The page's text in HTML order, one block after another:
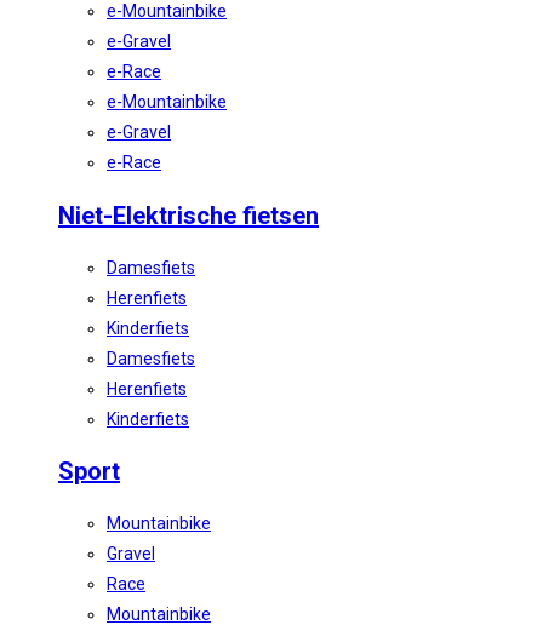
e-Mountainbike
e-Gravel
e-Race
e-Mountainbike
e-Gravel
e-Race
Niet-Elektrische fietsen
Damesfiets
Herenfiets
Kinderfiets
Damesfiets
Herenfiets
Kinderfiets
Sport
Mountainbike
Gravel
Race
Mountainbike